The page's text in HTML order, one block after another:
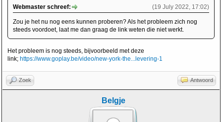
(19 July 2022, 17:02)
Webmaster schreef:
Zou je het nu nog eens kunnen proberen? Als het probleem zich nog
steeds voordoet, laat me dan graag de link weten die niet werkt.
Het probleem is nog steeds, bijvoorbeeld met deze
link; https://www.goplay.be/video/new-york-the...levering-1
Zoek Antwoord
Belgje